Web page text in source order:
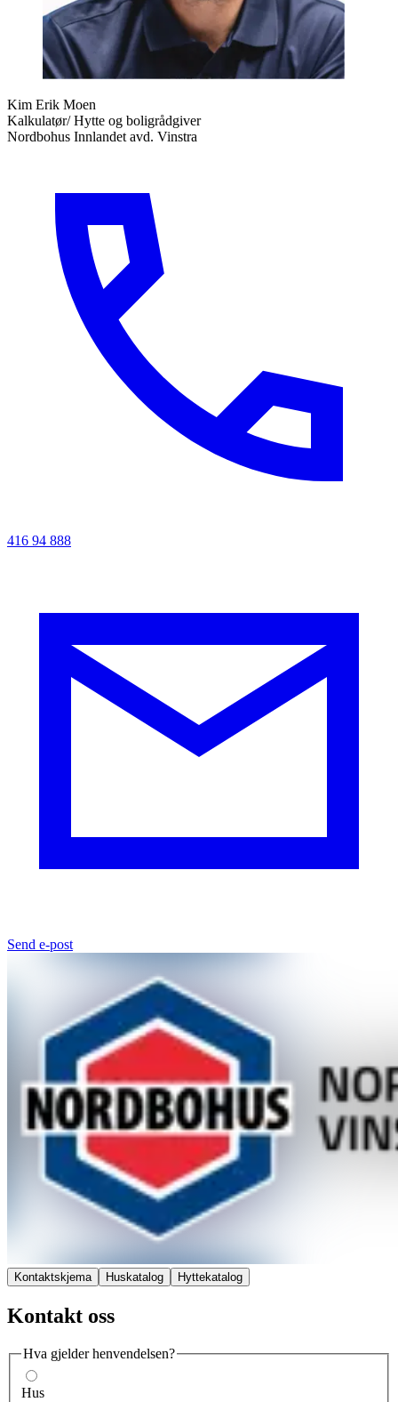
Kim Erik Moen
Kalkulatør/ Hytte og boligrådgiver
Nordbohus Innlandet avd. Vinstra
416 94 888
Send e-post
Kontaktskjema Huskatalog Hyttekatalog
Kontakt oss
Hva gjelder henvendelsen?
Hus